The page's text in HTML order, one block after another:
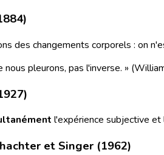
des changements corporels : on
pleurons, pas l'inverse. »
l'expérience subjective et
et Singer (1962)